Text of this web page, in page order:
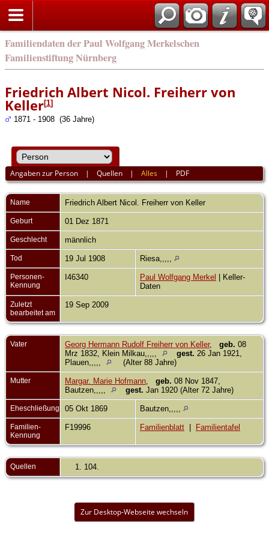
Familiendaten der Paul Wolfgang Merkelschen
Familienstiftung Nürnberg
Friedrich Albert Nicol. Freiherr von
Keller[1]
1871 - 1908 (36 Jahre)
Angaben zur Person |Quellen |Alles | PDF
Name Friedrich Albert Nicol. Freiherr von Keller
Geburt 01 Dez 1871
Geschlecht männlich
Tod 19 Jul 1908 Riesa,,,,,
Personen-
Kennung
I46340 Paul Wolfgang Merkel
| Keller-
Daten
Zuletzt
bearbeitet am
19 Sep 2009
Vater Georg Hermann Rudolf Freiherr von Keller, geb. 08
Mrz 1832, Klein Milkau,,,,,
gest. 26 Jan 1921,
Plauen,,,,,
(Alter 88 Jahre)
Mutter Margar. Marie Hofmann geb. 08 Nov 1847,
Bautzen,,,,,
gest. Jan 1920 (Alter 72 Jahre)
Eheschließung 05 Okt 1869 Bautzen,,,,,
Familien-
Kennung
F19996 Familienblatt Familientafel
Quellen 104.
Zur Desktop-Webseite wechseln